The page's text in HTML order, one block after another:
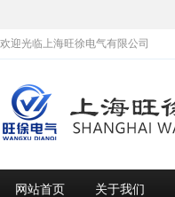
欢迎光临上海旺徐电气有限公司
网站首页 关于我们